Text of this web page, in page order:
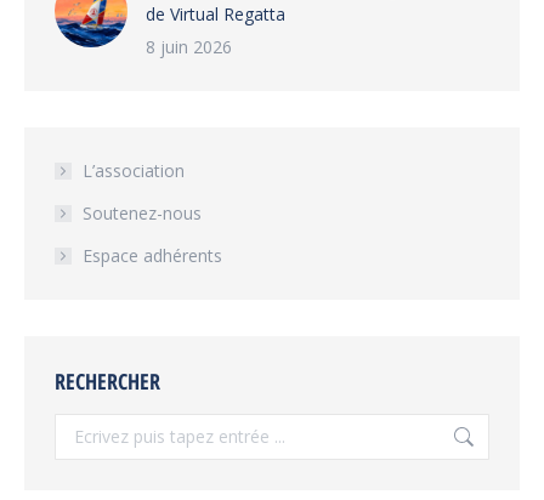
de Virtual Regatta
8 juin 2026
L’association
Soutenez-nous
Espace adhérents
RECHERCHER
Recherche
: